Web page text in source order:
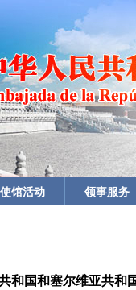
使馆活动 领事服务
和国和塞尔维亚共和